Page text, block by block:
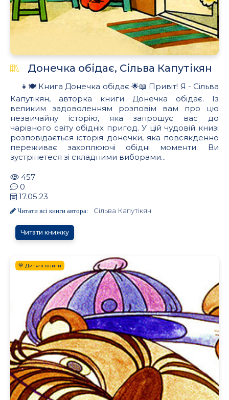
Донечка обідає, Сільва Капутікян
👧🍽 Книга Донечка обідає 🌟📖 Привіт! Я - Сільва
Капутікян, авторка книги Донечка обідає. Із
великим задоволенням розповім вам про цю
незвичайну історію, яка запрошує вас до
чарівного світу обідніх пригод. У цій чудовій книзі
розповідається історія донечки, яка повсякденно
переживає захоплюючі обідні моменти. Ви
зустрінетеся зі складними виборами...
457
0
17.05.23
Читати всі книги автора: Сільва Капутікян
Читати книжку
💙 Дитячі книги